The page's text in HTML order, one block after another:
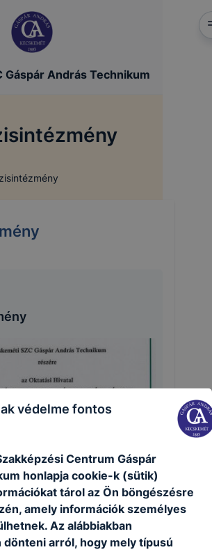
Gáspár András Technikum
védelme fontos
Centrum Gáspár
honlapja cookie-k (sütik)
tárol az Ön böngészésre
amely információk személyes
Az alábbiakban
dönteni arról, hogy mely típusú